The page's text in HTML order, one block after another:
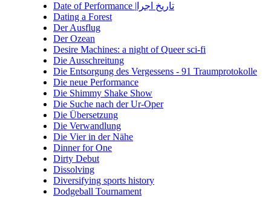
Date of Performance |تاریخ اجرا
Dating a Forest
Der Ausflug
Der Ozean
Desire Machines: a night of Queer sci-fi
Die Ausschreitung
Die Entsorgung des Vergessens - 91 Traumprotokolle
Die neue Performance
Die Shimmy Shake Show
Die Suche nach der Ur-Oper
Die Übersetzung
Die Verwandlung
Die Vier in der Nähe
Dinner for One
Dirty Debut
Dissolving
Diversifying sports history
Dodgeball Tournament